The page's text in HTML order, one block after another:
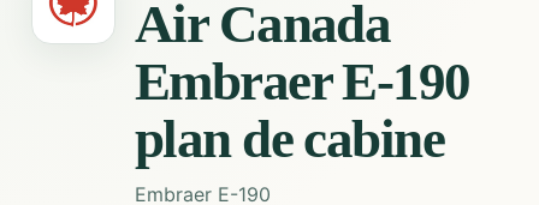
Air Canada
Embraer E-190
plan de cabine
Embraer E-190